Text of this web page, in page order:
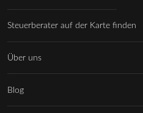
Steuerberater auf der Karte finden
Über uns
Blog